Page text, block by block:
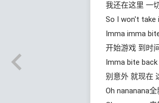
我还在这里 一
So I won't take
Imma imma
开始游戏 到时
Imma bite
别意外 就现在
Oh nananana